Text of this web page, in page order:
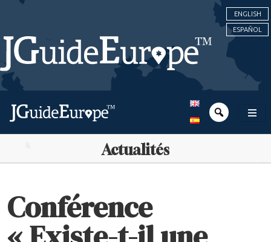
ENGLISH
ESPAÑOL
Actualités
Conférence